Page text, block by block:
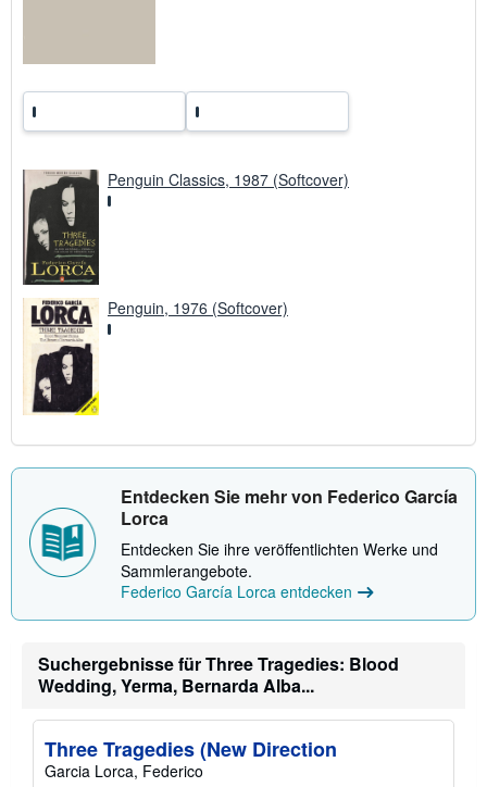
o
Penguin Classics, 1987 (Softcover)
Penguin, 1976 (Softcover)
Entdecken Sie mehr von Federico García
Lorca
Entdecken Sie ihre veröffentlichten Werke und
Sammlerangebote.
Federico García Lorca entdecken
Suchergebnisse für Three Tragedies: Blood
Wedding, Yerma, Bernarda Alba...
Three Tragedies (New Direction
Garcia Lorca, Federico